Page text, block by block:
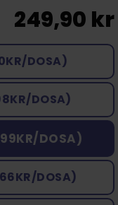
249,90 kr
DOSA)
DOSA)
DOSA)
DOSA)